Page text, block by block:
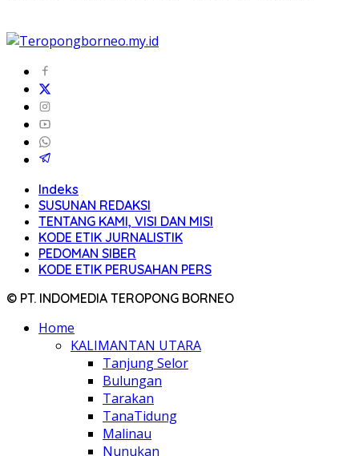
Indeks
SUSUNAN REDAKSI
TENTANG KAMI, VISI DAN MISI
KODE ETIK JURNALISTIK
PEDOMAN SIBER
KODE ETIK PERUSAHAN PERS
© PT. INDOMEDIA TEROPONG BORNEO
Home
KALIMANTAN UTARA
Tanjung Selor
Bulungan
Tarakan
TanaTidung
Malinau
Nunukan